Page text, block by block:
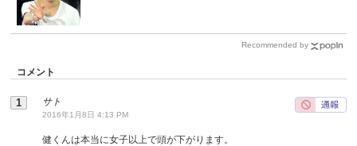
Recommended by
コメント
サト
2016年1月8日 4:13 PM
健くんは本当に女子以上で頭が下がります。